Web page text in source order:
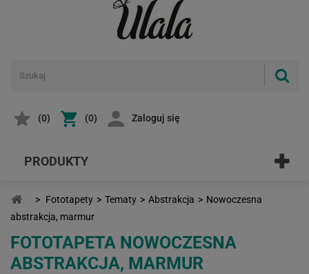
(0) (0) Zaloguj się
PRODUKTY
> Fototapety > Tematy > Abstrakcja > Nowoczesna
abstrakcja, marmur
FOTOTAPETA NOWOCZESNA
ABSTRAKCJA, MARMUR